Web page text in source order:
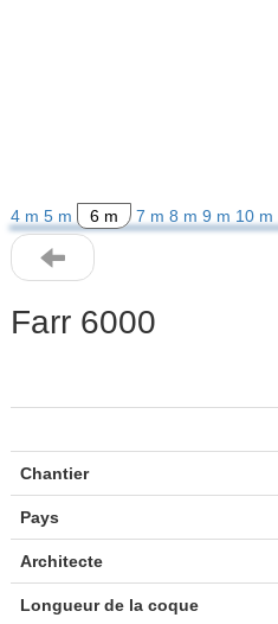
4 m 5 m 6 m 7 m 8 m 9 m 10 m
Farr 6000
Chantier
Pays
Architecte
Longueur de la coque